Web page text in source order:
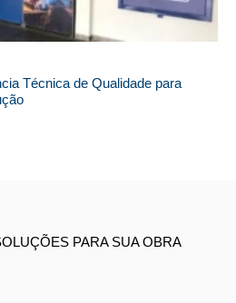
Técnica de Qualidade para
PARA SUA OBRA